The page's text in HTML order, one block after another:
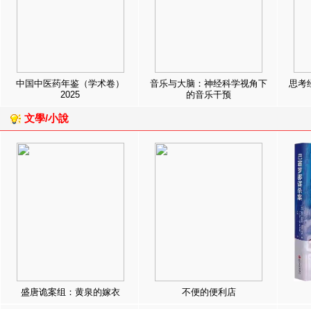
中国中医药年鉴（学术卷）
2025
音乐与大脑：神经科学视角下
的音乐干预
思考
文學/小說
盛唐诡案组：黄泉的嫁衣 不便的便利店